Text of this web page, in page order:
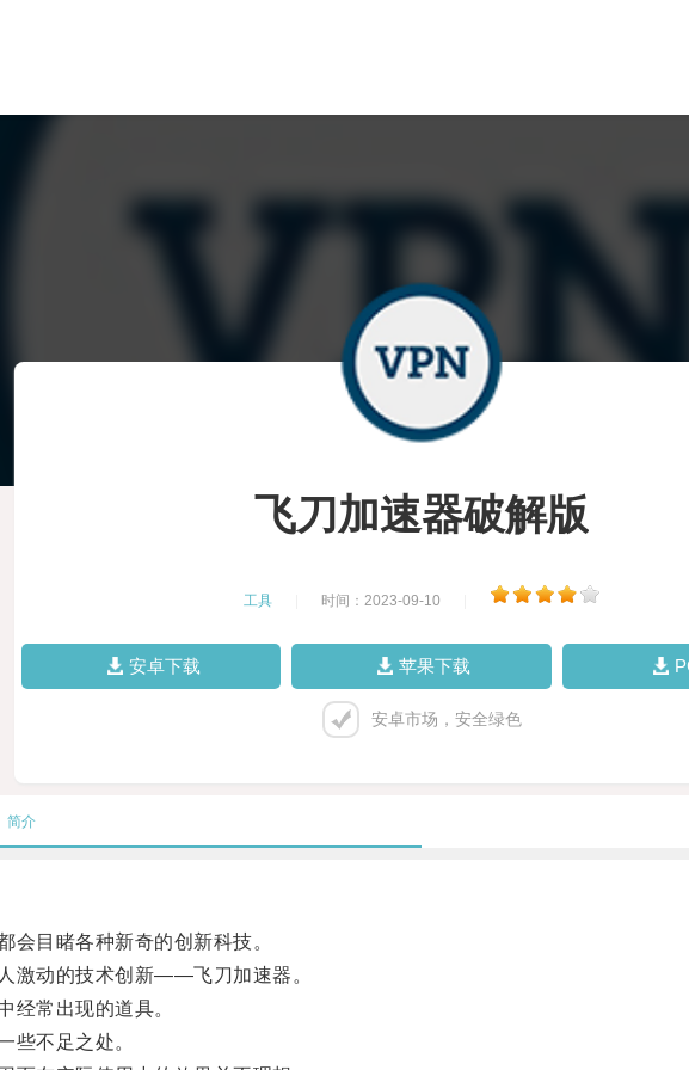
飞刀加速器破解版
工具 时间：2023-09-10
安卓下载 苹果下载
安卓市场，安全绿色
简介
目睹各种新奇的创新科技。
动的技术创新——飞刀加速器。
常出现的道具。
不足之处。